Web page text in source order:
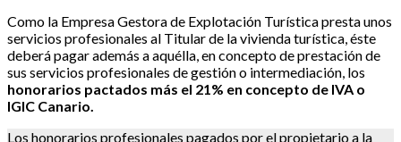
Como la Empresa Gestora de Explotación Turística presta unos
servicios profesionales al Titular de la vivienda turística, éste
deberá pagar además a aquélla, en concepto de prestación de
sus servicios profesionales de gestión o intermediación, los
honorarios pactados más el 21% en concepto de IVA o
IGIC Canario.
Los honorarios profesionales pagados por el propietario a la